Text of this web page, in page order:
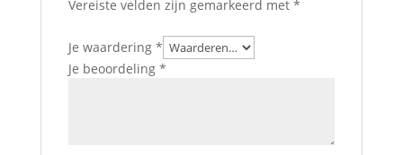
Vereiste velden zijn gemarkeerd met *
Je waardering *
Je beoordeling *